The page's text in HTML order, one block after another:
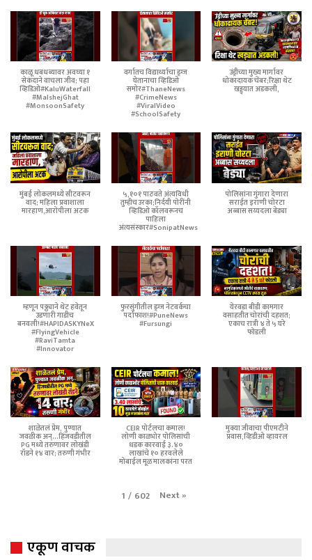
काळू धबधब्यावर अवघ्या १
सेकंदाने वाचला जीव; पहा
व्हिडिओ#KaluWaterfall
#MalshejGhat
#MonsoonSafety
वर्गातच विद्यार्थ्याचा ड्रग्ज
घेतानाचा व्हिडिओ
समोर#ThaneNews
#CrimeNews
#ViralVideo
#SchoolSafety
उंड्रीच्या मुख्य मार्गावर
धोकादायक चेंबर;रिक्षा थेट
खड्ड्यात अडकली,
मुंबई लोकलमध्ये सीटवरून
वाद; महिला प्रवाशाला
मारहाण,आरोपीला अटक
५,१०१ पाठवते अंत्यविधी
तुम्हीच उरका;निर्दयी पोरींनी
व्हिडिओ कॉलवरूनच
पाहिला
अंत्यसंस्कार#SonipatNews
पोलिसांना गुंगारा देणारा
सराईत इराणी चोरटा
अब्बास सय्यदला बेड्या
म्हणून पठ्ठ्याने थेट हवेतून
उडणारी गाडीच
बनवली!#HAPIDASKYNeX
#FlyingVehicle
#RaviTamta
#Innovator
फुरसुंगीतील ड्रग्ज नेटवर्कचा
पर्दाफाश!#PuneNews
#Fursungi
येरवडा बीडी कामगार
वसाहतीत चोरांची दहशत;
एकाच रात्री ४ ते ५ घरे
फोडली
शाळेतलं प्रेम, पुण्यात
जवळीक अन्...हिंजवडीतील
PG मध्ये तरुणावर लोखंडी
रॉडने १४ वार; तरुणी गंभीर
CEIR पोर्टलचा कमाल!
लोणी काळभोर पोलिसांची
धडक कारवाई ३.४०
लाखांचे १० हरवलेले
मोबाईल मूळ मालकांना परत
मुक्या जीवाचा पीएमटीने
प्रवास,व्हिडीओ व्हायरल
1 / 602 Next»
एकूण वाचक